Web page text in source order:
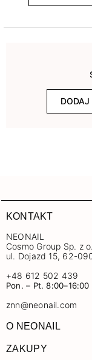
KONTAKT
NEONAIL
Cosmo Group Sp. z
ul. Dojazd 15, 62-
+48 612 502 439
Pon. – Pt. 8:00–16:00
znn@neonail.com
O NEONAIL
ZAKUPY